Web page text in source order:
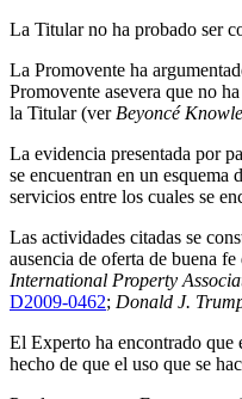
La Titular no ha probado ser
La Promovente ha
Promovente asevera que no
la Titular (ver Beyoncé
La evidencia presentada por
se encuentran en un
servicios entre los cuales se
Las actividades citadas se
ausencia de oferta de buena
International Property
D2009-0462; Donald J.
El Experto ha encontrado
hecho de que el uso que se